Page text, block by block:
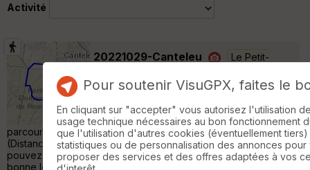
Activité
20221029-Canteleu
Le Petit-
Randonnée Pédestre 12 km 260 m
Boucle A-R au départ de la rue du Président
Sénard Belle randonnée avec un bon
parcours avec de bonnes cotes Toutes les informations
(Distances,Dénivelés,Cartes.......) sont sur cette page que vous
pouvez consulter a tous moments Nous vous souhaitons une
bonne lecture de celles-ci »
Pour soutenir VisuGPX, faites le
En cliquant sur "accepter" vous autorisez l'utilisation
usage technique nécessaires au bon fonctionnement
que l'utilisation d'autres cookies (éventuellement
statistiques ou de personnalisation des annonces pour
proposer des services et des offres adaptées à vos